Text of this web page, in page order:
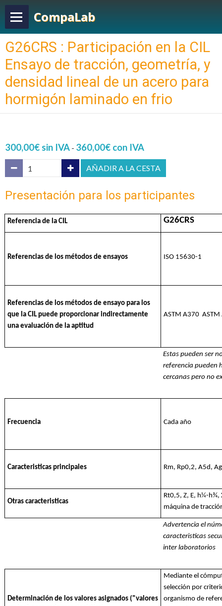
CompaLab
G26CRS : Participación en la CIL
Ensayo de tracción, geometría, y
densidad lineal de un acero para
hormigón laminado en frio
300,00€ sin IVA - 360,00€ con IVA
AÑADIR A LA CESTA
Presentación para los participantes
Referencia de la CIL G26CRS
Referencias de los métodos de ensayos ISO 15630-1
Referencias de los métodos de ensayo para los
que la CIL puede proporcionar indirectamente
una evaluación de la aptitud
ASTM A370
Estas pueden ser
referencia pueden
cercanas pero no
Frecuencia Cada año
Caracteristicas principales Rm, Rp0,2, A5d,
Otras caracteristicas
Rt0,5, Z, E, h¼-h¾,
máquina de
Advertencia el
caracteristicas
inter laboratorios
Determinación de los valores asignados ("valores
Mediante el
selección por
organismo de